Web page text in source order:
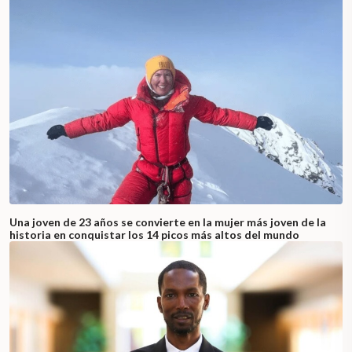
Una joven de 23 años se convierte en la mujer más joven de la
historia en conquistar los 14 picos más altos del mundo